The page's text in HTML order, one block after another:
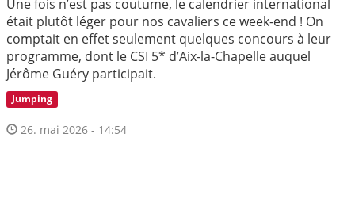
Une fois n’est pas coutume, le calendrier international
était plutôt léger pour nos cavaliers ce week-end ! On
comptait en effet seulement quelques concours à leur
programme, dont le CSI 5* d’Aix-la-Chapelle auquel
Jérôme Guéry participait.
Jumping
26. mai 2026 - 14:54